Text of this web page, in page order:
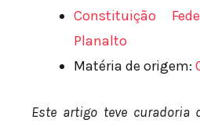
Constituição
Planalto
Matéria de origem:
Este artigo teve curadoria